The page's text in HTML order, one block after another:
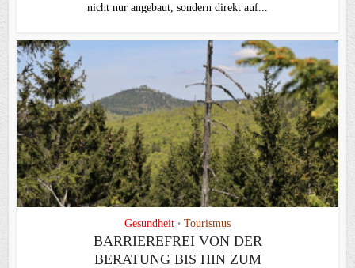
nicht nur angebaut, sondern direkt auf...
Gesundheit • Tourismus
BARRIEREFREI VON DER
BERATUNG BIS HIN ZUM